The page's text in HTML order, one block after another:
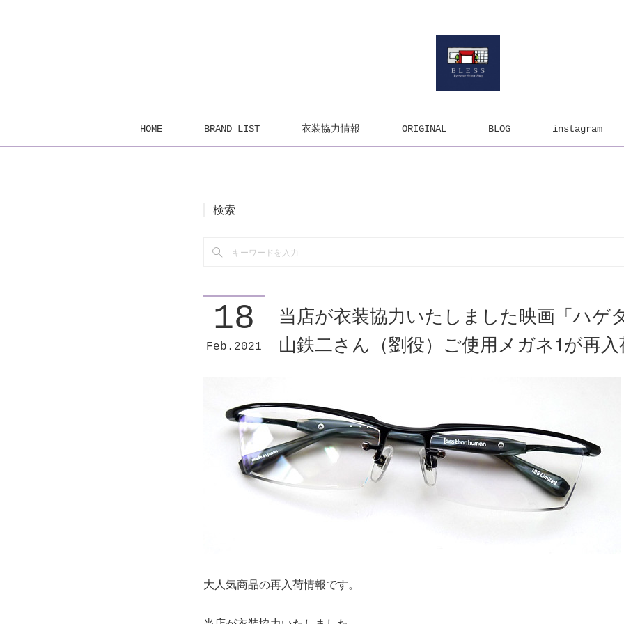
HOME BRAND LIST 衣装協力情報 ORIGINAL BLOG instagram
検索
18
Feb 2021
当店が衣装協力いたしました映画「ハゲ
山鉄二さん（劉役）ご使用メガネ1が再入
大人気商品の再入荷情報です。